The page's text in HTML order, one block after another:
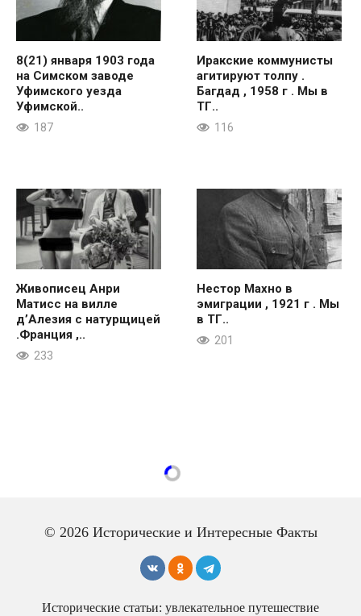
8(21) января 1903 года
на Симском заводе
Уфимского уезда
Уфимской..
187
Иракские коммунисты
агитируют толпу .
Багдад , 1958 г . Мы в
ТГ..
116
Живописец Анри
Матисс на вилле
д’Алезия с натурщицей
.Франция ,..
233
Нестор Махно в
эмиграции , 1921 г . Мы
в ТГ..
201
Мэрил Стрип, 1979 год.